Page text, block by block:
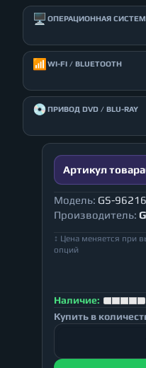
🖥️ ОПЕРАЦИОННАЯ
📶 WI-FI / BLUETOOTH
💿ПРИВОД DVD / BLU-RAY
Артикул товара
Модель: GS-
Производитель:
↕ Цена меняется при
опций
Наличие:
Купить в